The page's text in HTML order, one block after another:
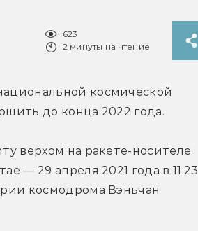
623
2 минуты на чтение
космической
до конца 2022 года.
верхом на ракете-носителе
— 29 апреля 2021 года в 11:23
космодрома Вэньчан